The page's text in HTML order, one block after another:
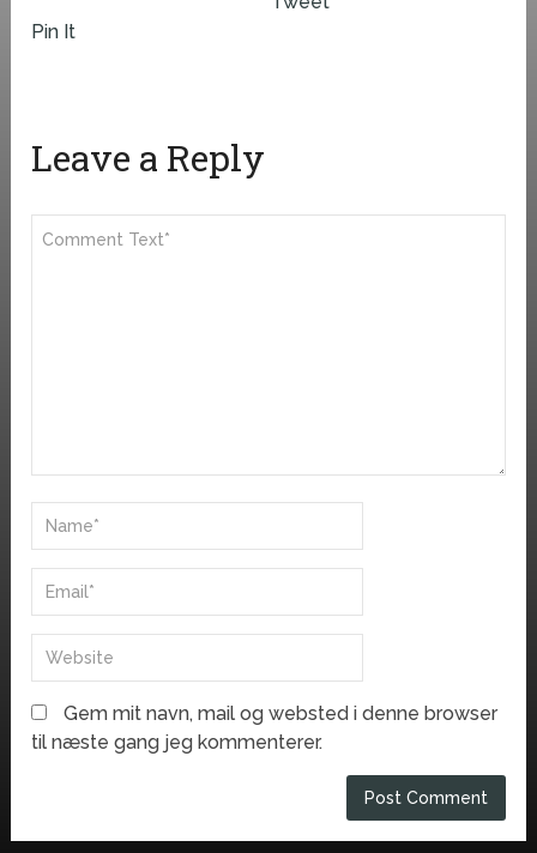
Pin It
Leave a Reply
Gem mit navn, mail og websted i denne browser
til næste gang jeg kommenterer.